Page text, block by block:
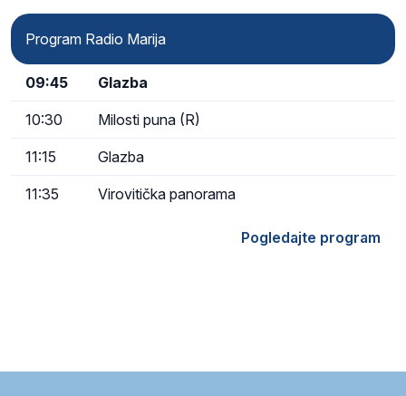
Program Radio Marija
09:45 Glazba
10:30 Milosti puna (R)
11:15 Glazba
11:35 Virovitička panorama
Pogledajte program